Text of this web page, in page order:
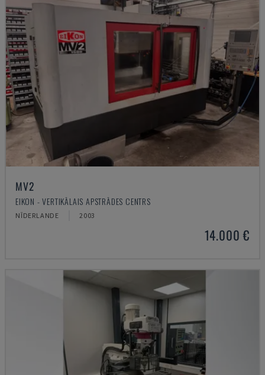
MV2
EIKON - VERTIKĀLAIS APSTRĀDES CENTRS
NĪDERLANDE 2003
14.000 €